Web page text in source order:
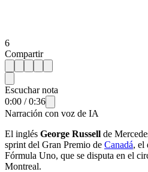
6
Compartir
Escuchar nota
0:00 /0:36
Narración con voz de IA
El inglés George Russell de
sprint del Gran Premio de Canadá, el
Fórmula Uno, que se disputa en el
Montreal.